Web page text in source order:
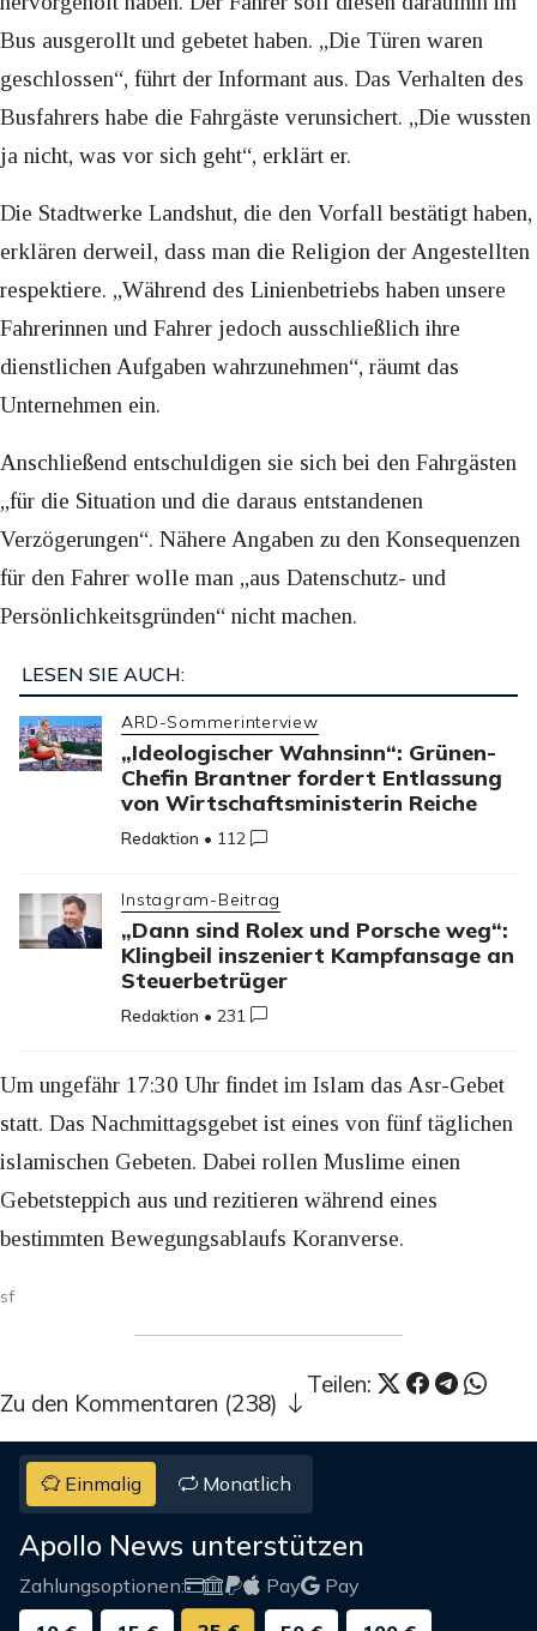
Bus ausgerollt und gebetet haben. „Die Türen waren
geschlossen“, führt der Informant aus. Das Verhalten des
Busfahrers habe die Fahrgäste verunsichert. „Die wussten
ja nicht, was vor sich geht“, erklärt er.
Die Stadtwerke Landshut, die den Vorfall bestätigt haben,
erklären derweil, dass man die Religion der Angestellten
respektiere. „Während des Linienbetriebs haben unsere
Fahrerinnen und Fahrer jedoch ausschließlich ihre
dienstlichen Aufgaben wahrzunehmen“, räumt das
Unternehmen ein.
Anschließend entschuldigen sie sich bei den Fahrgästen
„für die Situation und die daraus entstandenen
Verzögerungen“. Nähere Angaben zu den Konsequenzen
für den Fahrer wolle man „aus Datenschutz- und
Persönlichkeitsgründen“ nicht machen.
LESEN SIE AUCH:
ARD-Sommerinterview
„Ideologischer Wahnsinn“: Grünen-
Chefin Brantner fordert Entlassung
von Wirtschaftsministerin Reiche
Redaktion • 112
Instagram-Beitrag
„Dann sind Rolex und Porsche weg“:
Klingbeil inszeniert Kampfansage an
Steuerbetrüger
Redaktion •231
Um ungefähr 17:30 Uhr findet im Islam das Asr-Gebet
statt. Das Nachmittagsgebet ist eines von fünf täglichen
islamischen Gebeten. Dabei rollen Muslime einen
Gebetsteppich aus und rezitieren während eines
bestimmten Bewegungsablaufs Koranverse.
sf
Teilen:
Zu den Kommentaren (238)
Einmalig Monatlich
Apollo News unterstützen
Zahlungsoptionen: Pay
Pay